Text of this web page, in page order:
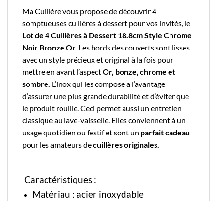
Ma Cuillèrevous propose de découvrir 4
somptueusescuillères à dessert pour vos invités, le
Lot de 4 Cuillères à Dessert 18.8cm Style Chrome
Noir Bronze Or . Les bords des couverts sont lisses
avec un style précieux et original à la fois pour
mettre en avant l’aspectOr, bonze, chrome et
sombre. L’inoxqui les compose a l’avantage
d’assurer une plus grande durabilité et d’éviter que
le produit rouille. Ceci permet aussi un entretien
classique au lave-vaisselle. Elles conviennent à un
usage quotidien ou festif et sont un parfait cadeau
pour les amateurs decuillères originales.
Caractéristiques :
Matériau : acier inoxydable